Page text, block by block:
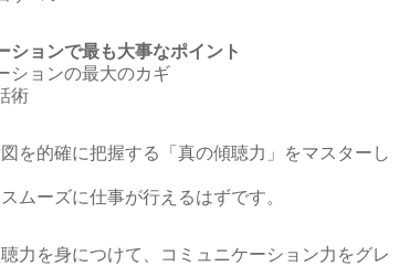
ションで最も大事なポイント
ションの最大のカギ
術
を的確に把握する「真の傾聴力」をマスターし
ムーズに仕事が行えるはずです。
力を身につけて、コミュニケーション力をグレ